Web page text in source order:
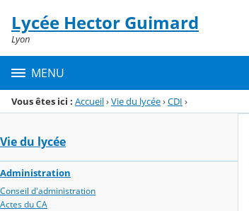
Menu de la rubrique
Contenu
Lycée Hector Guimard
Lyon
MENU
Vous êtes ici : Accueil›Vie du lycée›CDI ›
Vie du lycée
Administration
Conseil d'administration
Actes du CA